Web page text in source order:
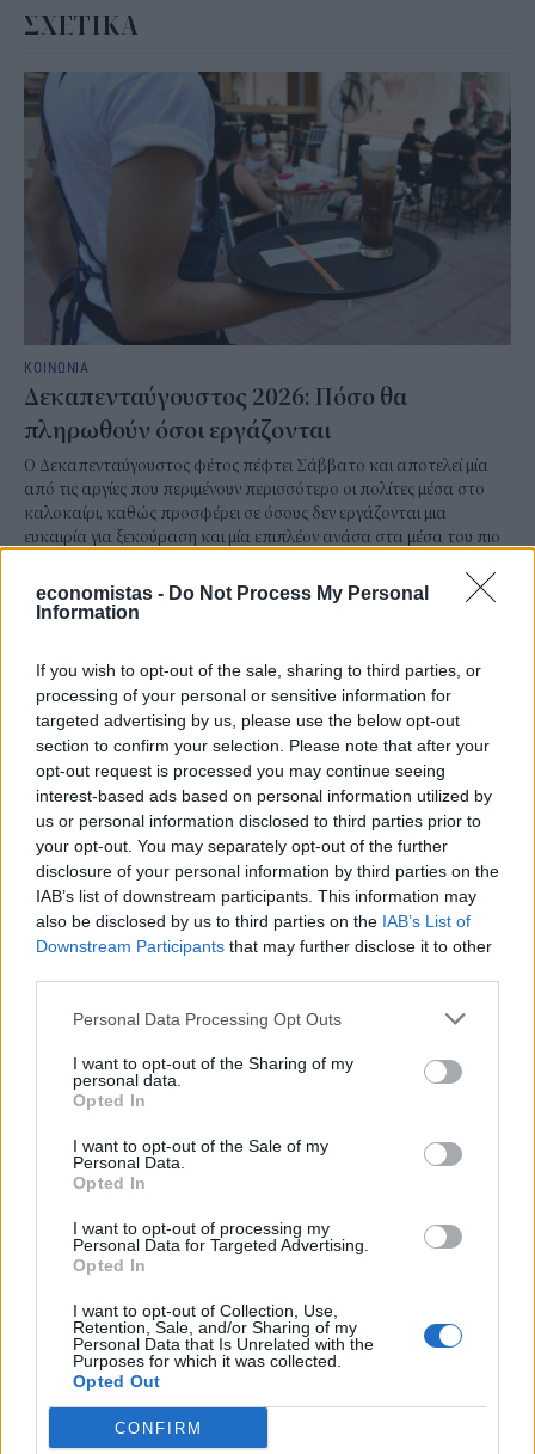
economistas - Do Not Process My Personal
Information
If you wish to opt-out of the sale, sharing to third parties, or
processing of your personal or sensitive information for
targeted advertising by us, please use the below opt-out
section to confirm your selection. Please note that after your
opt-out request is processed you may continue seeing
interest-based ads based on personal information utilized by
us or personal information disclosed to third parties prior to
your opt-out. You may separately opt-out of the further
disclosure of your personal information by third parties on the
IAB’s list of downstream participants. This information may
also be disclosed by us to third parties on the IAB’s List of
Downstream Participants that may further disclose it to other
Personal Data Processing Opt Outs
I want to opt-out of the Sharing of my
personal data.
Opted In
I want to opt-out of the Sale of my
Personal Data.
Opted In
I want to opt-out of processing my
Personal Data for Targeted Advertising.
Opted In
I want to opt-out of Collection, Use,
Retention, Sale, and/or Sharing of my
Personal Data that Is Unrelated with the
Purposes for which it was collected.
Opted Out
CONFIRM
ΣΧΕΤΙΚΑ
ΚΟΙΝΩΝΙΑ
Δεκαπενταύγουστος 2026: Πόσο θα
πληρωθούν όσοι εργάζονται
Ο Δεκαπενταύγουστος φέτος πέφτει Σάββατο και αποτελεί μία
από τις αργίες που περιμένουν περισσότερο οι πολίτες μέσα στο
καλοκαίρι, καθώς προσφέρει σε όσους δεν εργάζονται μια
ευκαιρία για ξεκούραση και μία επιπλέον ανάσα στα μέσα του πιο
NEWSROOM/06 Αυγ 2026
ΚΟΙΝΩΝΙΑ
Κάρτα Αγρότη: Πώς θα ενεργοποιείται
Νέα ψηφιακή διαδικασία τίθεται σε εφαρμογή από τις 28
Αυγούστου 2026 για την ενεργοποίηση της Κάρτας Αγρότη, με
στόχο να διευκολυνθεί η πρόσβαση των παραγωγών σε τραπεζική
χρηματοδότηση.